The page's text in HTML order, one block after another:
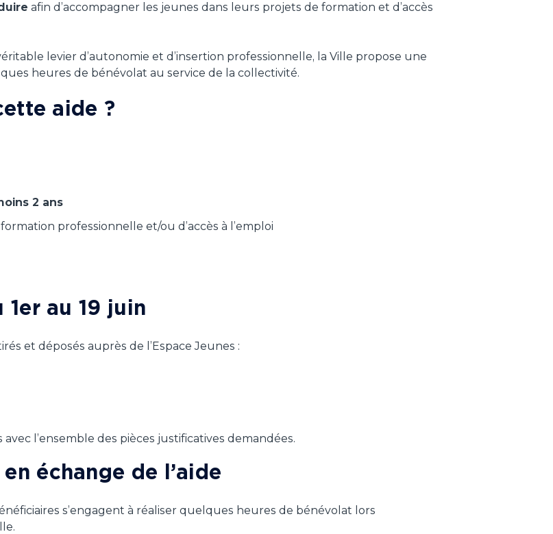
afin d’accompagner les jeunes dans leurs projets de formation et d’accès
levier d’autonomie et d’insertion professionnelle, la Ville propose une
heures de bénévolat au service de la collectivité.
aide ?
2 ans
professionnelle et/ou d’accès à l’emploi
au 19 juin
et déposés auprès de l’Espace Jeunes :
l’ensemble des pièces justificatives demandées.
échange de l’aide
s’engagent à réaliser quelques heures de bénévolat lors